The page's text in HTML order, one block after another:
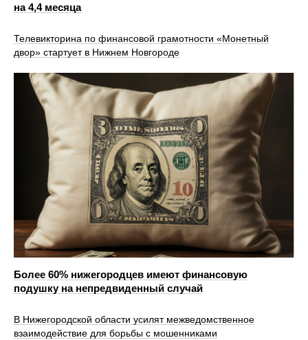
на 4,4 месяца
Телевикторина по финансовой грамотности «Монетный
двор» стартует в Нижнем Новгороде
Более 60% нижегородцев имеют финансовую
подушку на непредвиденный случай
В Нижегородской области усилят межведомственное
взаимодействие для борьбы с мошенниками